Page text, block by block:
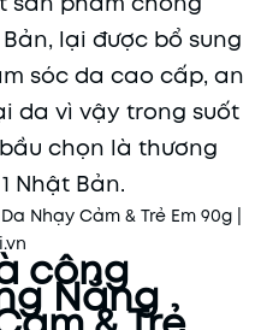
lại được bổ sung
sóc da cao cấp, an
da vì vậy trong suốt
chọn là thương
Nhật Bản.
công
Nắng